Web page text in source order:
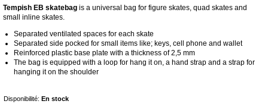
Tempish EB skatebag is a universal bag for figure skates, quad skates and
small inline skates.
Separated ventilated spaces for each skate
Separated side pocked for small items like; keys, cell phone and wallet
Reinforced plastic base plate with a thickness of 2,5 mm
The bag is equipped with a loop for hang it on, a hand strap and a strap for
hanging it on the shoulder
Disponibilité: En stock